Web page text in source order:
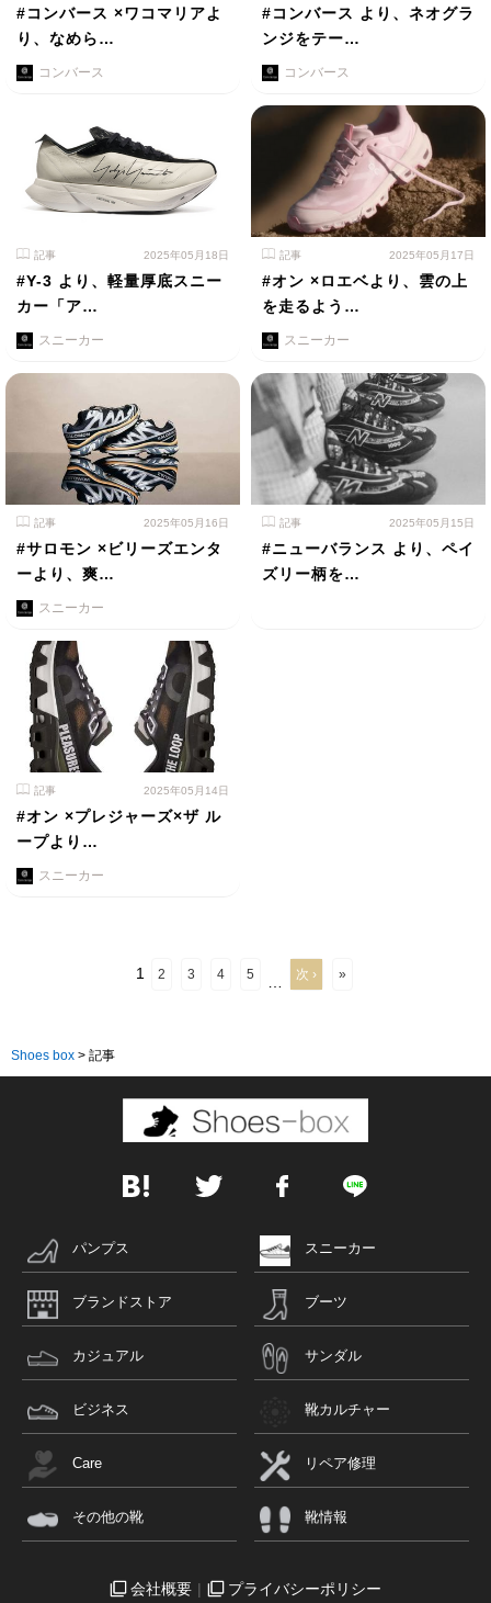
#コンバース ×ワコマリアよ
り、なめら…
コンバース
#コンバース より、ネオグラ
ンジをテー…
コンバース
記事 2025年05月18日
#Y-3 より、軽量厚底スニー
カー「ア…
スニーカー
記事 2025年05月17日
#オン ×ロエベより、雲の上
を走るよう…
スニーカー
記事 2025年05月16日
#サロモン ×ビリーズエンタ
ーより、爽…
スニーカー
記事 2025年05月15日
#ニューバランス より、ペイ
ズリー柄を…
記事 2025年05月14日
#オン ×プレジャーズ×ザ ル
ープより…
スニーカー
1 2 3 4 5 次 › »
Shoes box > 記事
パンプス スニーカー
ブランドストア ブーツ
カジュアル サンダル
ビジネス 靴カルチャー
Care リペア修理
その他の靴 靴情報
会社概要 プライバシーポリシー